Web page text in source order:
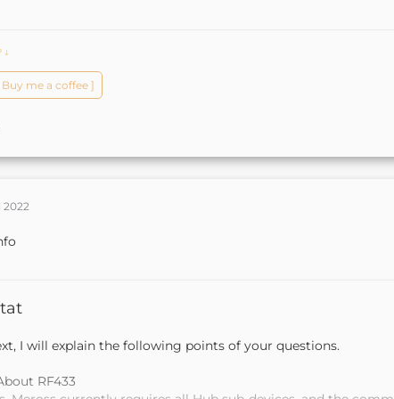
ↆ
Buy me a coffee ]
2022
I will explain the following points of your questions.
RF433